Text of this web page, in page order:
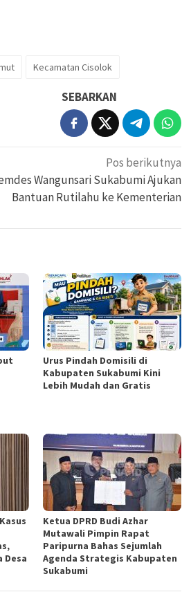
Kecamatan Cisolok
SEBARKAN
Pos berikutnya
Wangunsari Sukabumi Ajukan
Bantuan Rutilahu ke Kementerian
Urus Pindah Domisili di
Kabupaten Sukabumi Kini
Lebih Mudah dan Gratis
Desa
Ketua DPRD Budi Azhar
Mutawali Pimpin Rapat
Paripurna Bahas Sejumlah
Agenda Strategis Kabupaten
Sukabumi